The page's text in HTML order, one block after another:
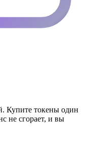
Купите токены один
не сгорает, и вы